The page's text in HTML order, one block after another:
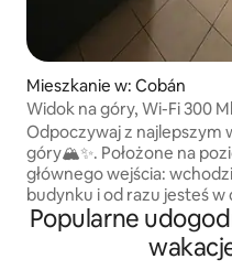
Mieszkanie w: Cobán
Widok na góry, Wi-Fi 300
wejścia
Odpoczywaj z najlepszym
góry🏔️✨. Położone na
głównego wejścia:
budynku i od razu jesteś w
wchodzenia na wyższe
na niższe piętro. 🚀 Wi-Fi 300 Mb/s:
idealne do pracy zdalnej i
Popularne